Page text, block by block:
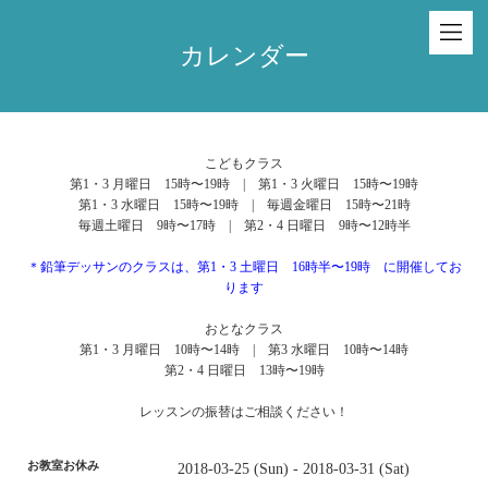
カレンダー
こどもクラス
第1・3 月曜日 15時〜19時 | 第1・3 火曜日 15時〜19時
第1・3 水曜日 15時〜19時 | 毎週金曜日 15時〜21時
毎週土曜日 9時〜17時 | 第2・4 日曜日 9時〜12時半
＊鉛筆デッサンのクラスは、第1・3 土曜日 16時半〜19時 に開催してお
ります
おとなクラス
第1・3 月曜日 10時〜14時 | 第3 水曜日 10時〜14時
第2・4 日曜日 13時〜19時
レッスンの振替はご相談ください！
お教室お休み 2018-03-25 (Sun) - 2018-03-31 (Sat)